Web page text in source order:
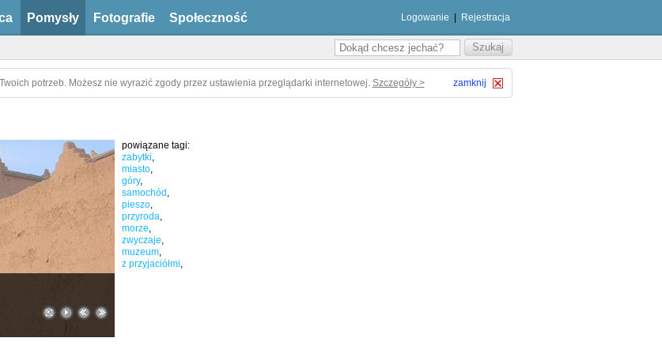
Pomysły Fotografie Społeczność Logowanie Rejestracja
potrzeb. Możesz nie wyrazić zgody przez ustawienia przeglądarki internetowej. Szczegóły > zamknij
powiązane tagi:
zabytki,
miasto,
góry,
samochód ,
pieszo,
przyroda,
morze,
zwyczaje,
muzeum,
z przyjaciółmi,